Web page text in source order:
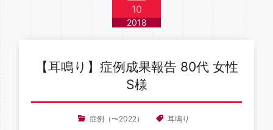
10
2018
【耳鳴り】症例成果報告 80代 女性
S様
症例（〜2022） 耳鳴り